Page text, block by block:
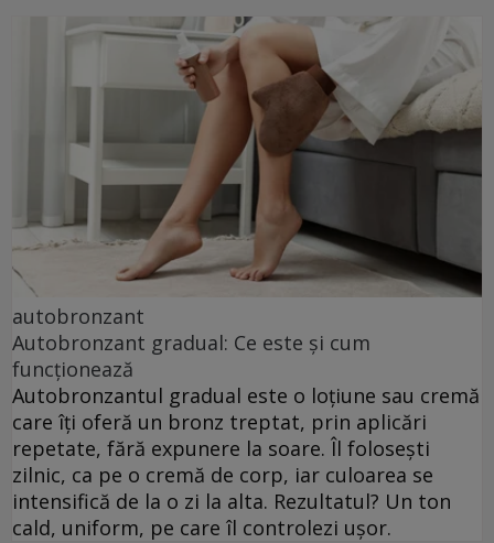
autobronzant
Autobronzant gradual: Ce este și cum
funcționează
Autobronzantul gradual este o loțiune sau cremă
care îți oferă un bronz treptat, prin aplicări
repetate, fără expunere la soare. Îl folosești
zilnic, ca pe o cremă de corp, iar culoarea se
intensifică de la o zi la alta. Rezultatul? Un ton
cald, uniform, pe care îl controlezi ușor.